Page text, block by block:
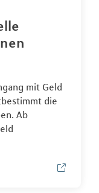
mit Geld
die
Ab